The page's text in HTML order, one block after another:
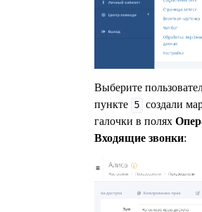
Выберите
пункте 5 создали
галочки в полях
Входящие звонки: